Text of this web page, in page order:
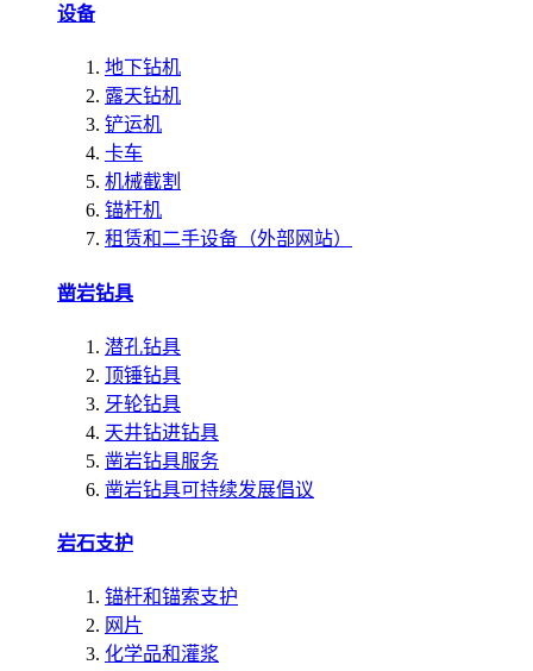
设备
地下钻机
露天钻机
铲运机
卡车
机械截割
锚杆机
租赁和二手设备（外部网站）
凿岩钻具
潜孔钻具
顶锤钻具
牙轮钻具
天井钻进钻具
凿岩钻具服务
凿岩钻具可持续发展倡议
岩石支护
锚杆和锚索支护
网片
化学品和灌浆